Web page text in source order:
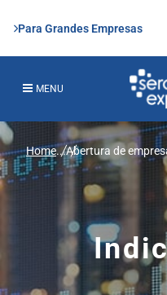
Para Grandes Empresas
MENU
Home...Abertura de
novembro, revela